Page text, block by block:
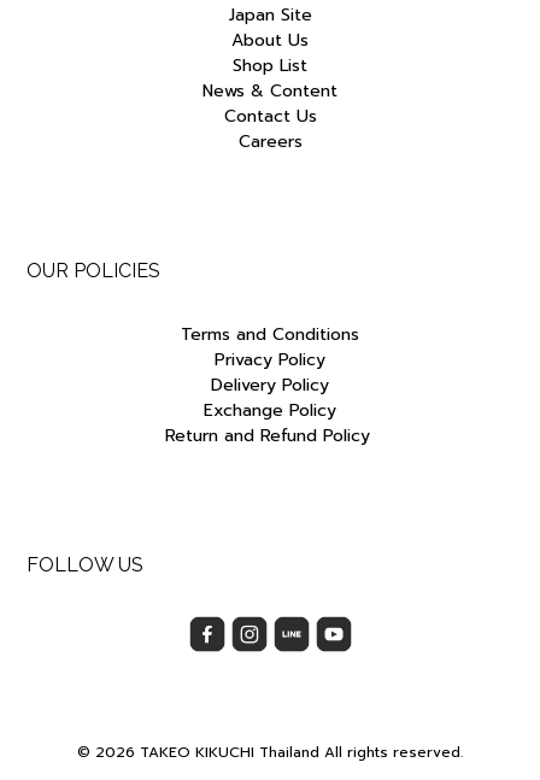
Japan Site
About Us
Shop List
News & Content
Contact Us
Careers
OUR POLICIES
Terms and Conditions
Privacy Policy
Delivery Policy
Exchange Policy
Return and Refund Policy
FOLLOW US
© 2026 TAKEO KIKUCHI Thailand All rights reserved.